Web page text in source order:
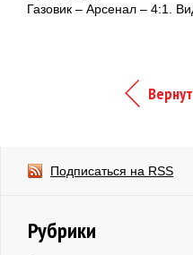
Газовик – Арсенал – 4:1.
Подписаться на RSS
Рубрики